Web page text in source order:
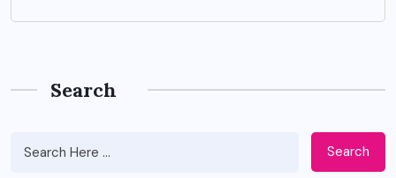
Search
Search